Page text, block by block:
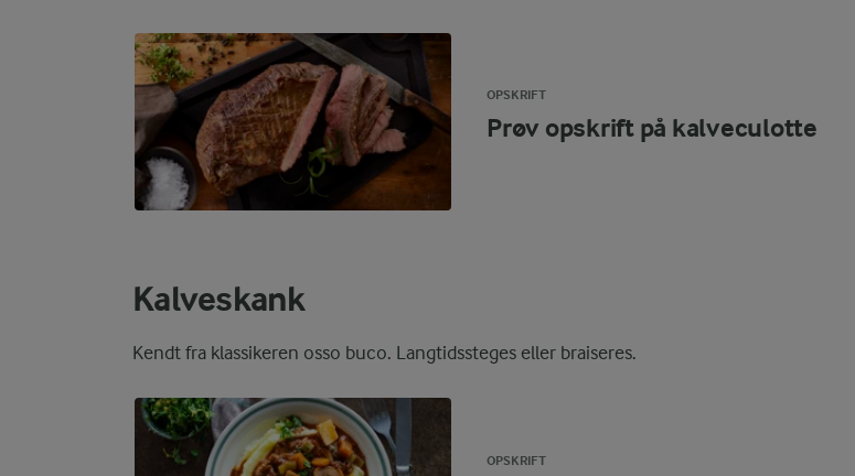
OPSKRIFT
Prøv opskrift på kalveculotte
Kalveskank
Kendt fra klassikeren osso buco. Langtidssteges eller braiseres.
OPSKRIFT